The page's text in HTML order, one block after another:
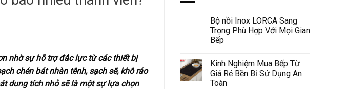
nhờ sự hỗ trợ đắc lực từ các thiết bị
chén bát nhàn tênh, sạch sẽ, khô ráo
dung tích nhỏ sẽ là một sự lựa chọn
Bộ nồi Inox LORCA Sang
Trọng Phù Hợp Với Mọi Gian
Bếp
Kinh Nghiệm Mua Bếp Từ
Giá Rẻ Bền Bỉ Sử Dụng An
Toàn